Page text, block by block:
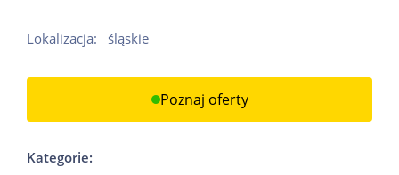
Lokalizacja: śląskie
Poznaj oferty
Kategorie: